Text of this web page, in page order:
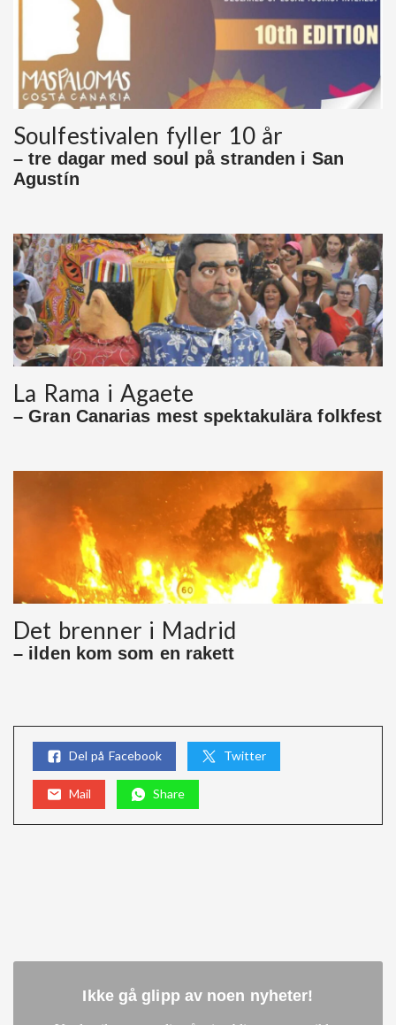
Soulfestivalen fyller 10 år
– tre dagar med soul på stranden i San
Agustín
La Rama i Agaete
– Gran Canarias mest spektakulära folkfest
Det brenner i Madrid
– ilden kom som en rakett
Del på Facebook Twitter
Mail Share
Ikke gå glipp av noen nyheter!